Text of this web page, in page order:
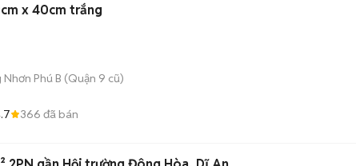
x 40cm trắng
Nhơn Phú B (Quận 9 cũ)
366 đã bán